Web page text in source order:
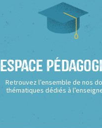
Espace
Retrouvez l’ensemble de nos
thématiques dédiés à